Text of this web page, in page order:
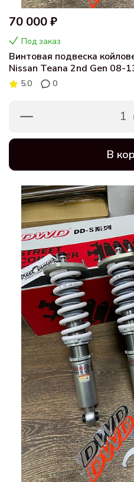
70 000 ₽
Под заказ
Винтовая подвеска
Nissan Teana 2nd Gen 08-
5.0 0
1
В